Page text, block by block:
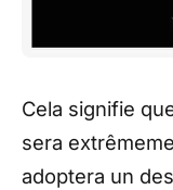
Cela signifie
sera
adoptera un